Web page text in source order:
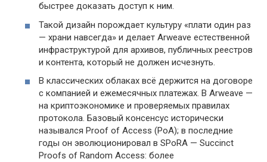
быстрее доказать доступ к ним.
Такой дизайн порождает культуру «плати один раз
— храни навсегда» и делает Arweave естественной
инфраструктурой для архивов, публичных реестров
и контента, который не должен исчезнуть.
В классических облаках всё держится на договоре
с компанией и ежемесячных платежах. В Arweave —
на криптоэкономике и проверяемых правилах
протокола. Базовый консенсус исторически
назывался Proof of Access (PoA); в последние
годы он эволюционировал в SPoRA — Succinct
Proofs of Random Access: более